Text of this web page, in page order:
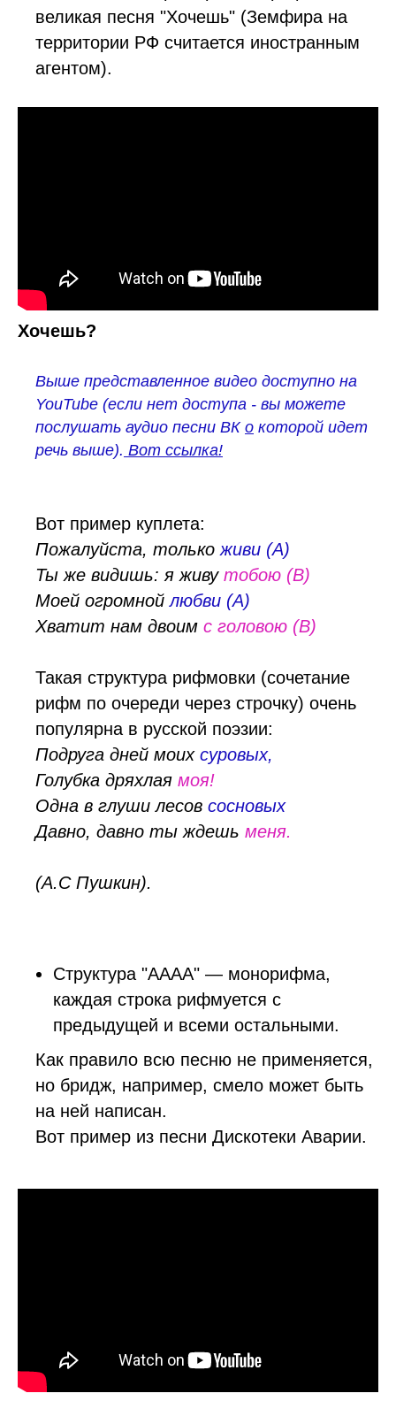
великая песня "Хочешь" (Земфира на
территории РФ считается иностранным
агентом).
Хочешь?
Выше представленное видео доступно на
YouTube (если нет доступа - вы можете
послушать аудио песни ВК о которой идет
речь выше). Вот ссылка!
Вот пример куплета:
Пожалуйста, только живи (А)
Ты же видишь: я живу тобою (В)
Моей огромнойлюбви (А)
Хватит нам двоим с головою (В)
Такая структура рифмовки (сочетание
рифм по очереди через строчку) очень
популярна в русской поэзии:
Подруга дней моих суровых,
Голубка дряхлая моя!
Одна в глуши лесов сосновых
Давно, давно ты ждешь меня.
(А.C Пушкин).
Структура "AAAA" — монорифма,
каждая строка рифмуется с
предыдущей и всеми остальными.
Как правило всю песню не применяется,
но бридж, например, смело может быть
на ней написан.
Вот пример из песни Дискотеки Аварии.